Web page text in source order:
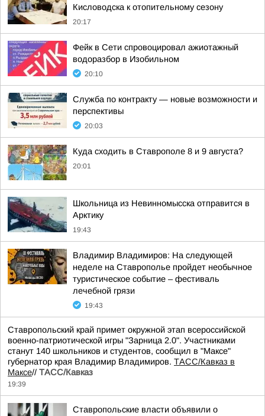
Кисловодска к отопительному сезону
20:17
Фейк в Сети спровоцировал ажиотажный
водоразбор в Изобильном
20:10
Служба по контракту — новые возможности и
перспективы
20:03
Куда сходить в Ставрополе 8 и 9 августа?
20:01
Школьница из Невинномысска отправится в
Арктику
19:43
Владимир Владимиров: На следующей
неделе на Ставрополье пройдет необычное
туристическое событие – фестиваль
лечебной грязи
19:43
Ставропольский край примет окружной этап всероссийской
военно-патриотической игры "Зарница 2.0". Участниками
станут 140 школьников и студентов, сообщил в "Максе"
губернатор края Владимир Владимиров. ТАСС/Кавказ в
Максе// ТАСС/Кавказ
19:39
Ставропольские власти объявили о